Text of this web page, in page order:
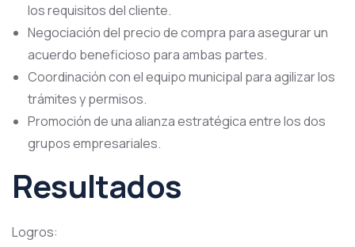
los requisitos del cliente.
Negociación del precio de compra para asegurar un
acuerdo beneficioso para ambas partes.
Coordinación con el equipo municipal para agilizar los
trámites y permisos.
Promoción de una alianza estratégica entre los dos
grupos empresariales.
Resultados
Logros: